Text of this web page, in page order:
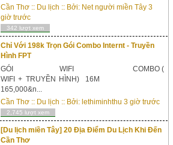
nghiệm nhiều món ăn đặc sản của địa phương.
Cần Thơ từ lâu đã trở thành một điểm đến du lịch
nổi t...
Cần Thơ :: Du lịch :: Bởi: Net người miền Tây 3
giờ trước
342 lượt xem
Chỉ Với 198k Trọn Gói Combo Internt - Truyền
Hình FPT
GÓI WIFI COMBO (
WIFI + TRUYỀN HÌNH) 16M
165,000&n...
Cần Thơ :: Du lịch :: Bởi: lethiminhthu 3 giờ trước
2,745 lượt xem
[Du lịch miền Tây] 20 Địa Điểm Du Lịch Khi Đến
Cần Thơ